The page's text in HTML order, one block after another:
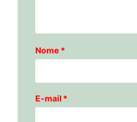
Nome *
E-mail *